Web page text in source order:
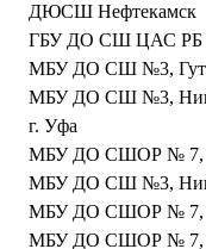
ДЮСШ Нефтекамск
ГБУ ДО СШ ЦАС РБ
МБУ ДО СШ №3,
МБУ ДО СШ №3,
г. Уфа
МБУ ДО СШОР № 7,
МБУ ДО СШ №3,
МБУ ДО СШОР № 7,
МБУ ДО СШОР № 7,